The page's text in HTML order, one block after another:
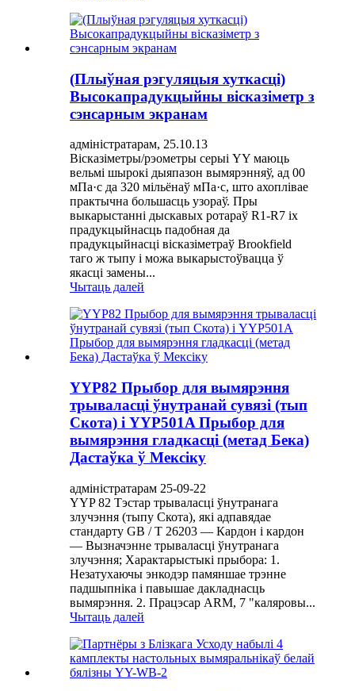
(Плыўная рэгуляцыя хуткасці)
Высокапрадукцыйны вісказіметр з
сэнсарным экранам
адміністратарам, 25.10.13
Вісказіметры/рэометры серыі YY маюць
вельмі шырокі дыяпазон вымярэнняў, ад 00
мПа·с да 320 мільёнаў мПа·с, што ахоплівае
практычна большасць узораў. Пры
выкарыстанні дыскавых ротараў R1-R7 іх
прадукцыйнасць падобная да
прадукцыйнасці вісказіметраў Brookfield
таго ж тыпу і можа выкарыстоўвацца ў
якасці замены...
Чытаць далей
YYP82 Прыбор для вымярэння
трываласці ўнутранай сувязі (тып
Скота) і YYP501A Прыбор для
вымярэння гладкасці (метад Бека)
Дастаўка ў Мексіку
адміністратарам 25-09-22
YYP 82 Тэстар трываласці ўнутранага
злучэння (тыпу Скота), які адпавядае
стандарту GB / T 26203 — Кардон і кардон
— Вызначэнне трываласці ўнутранага
злучэння; Характарыстыкі прыбора: 1.
Незатухаючы энкодэр памяншае трэнне
падшыпніка і павышае дакладнасць
вымярэння. 2. Працэсар ARM, 7 "каляровы...
Чытаць далей